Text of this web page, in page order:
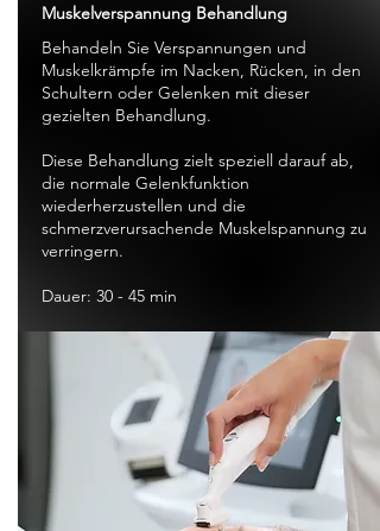
Muskelverspannung Behandlung
Behandeln Sie Verspannungen und
Muskelkrämpfe im Nacken, Rücken, in den
Schultern oder Gelenken mit dieser
gezielten Behandlung.
Diese Behandlung zielt speziell darauf ab,
die normale Gelenkfunktion
wiederherzustellen und die
schmerzverursachende Muskelspannung zu
verringern.
Dauer: 30 - 45 min